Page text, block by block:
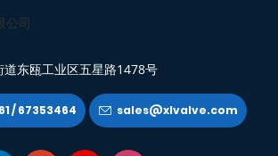
东瓯工业区五星路1478号
/ 67353464  sales@xlvalve.com